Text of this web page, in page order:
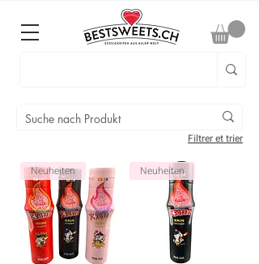
Filtrer et trier
Neuheiten Neuheiten